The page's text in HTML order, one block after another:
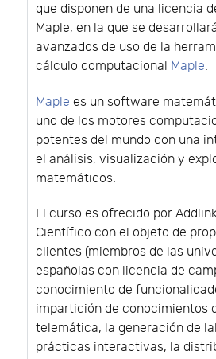
que disponen de una licencia
Maple, en la que se
avanzados de uso de la
cálculo computacional Maple.
Maple es un software
uno de los motores
potentes del mundo con una
el análisis, visualización y
matemáticos.
El curso es ofrecido por
Científico con el objeto de
clientes (miembros de las
españolas con licencia de
conocimiento de
impartición de conocimientos
telemática, la generación de
prácticas interactivas, la